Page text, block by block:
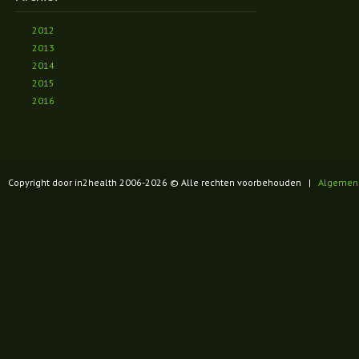
2012
2013
2014
2015
2016
Copyright door in2health 2006-2026 © Alle rechten voorbehouden |